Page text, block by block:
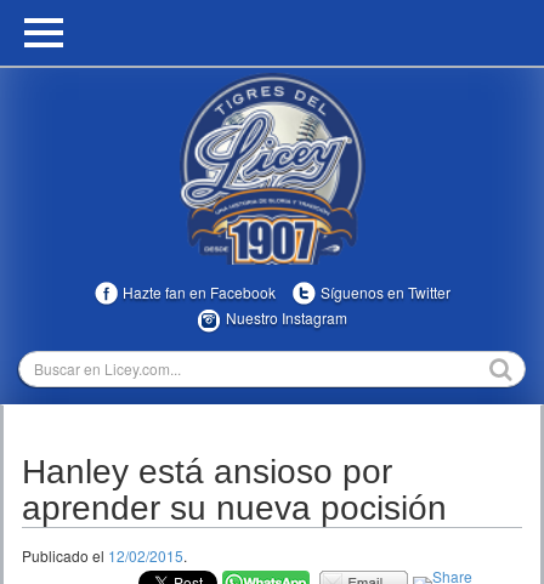
HOME
MULTIMEDIA
TEMPORADAS
Hazte fan en Facebook
Síguenos en Twitter
Nuestro Instagram
Hanley está ansioso por
aprender su nueva pocisión
Publicado el 12/02/2015.